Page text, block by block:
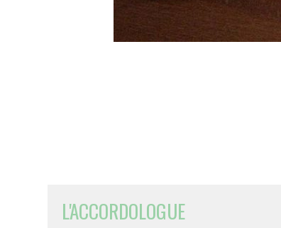
L'ACCORDOLOGUE